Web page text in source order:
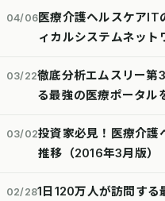
04/06医療介護ヘルスケア
ィカルシステムネット
03/22徹底分析エムスリー
る最強の医療ポータル
03/02投資家必見！医療介護
推移（2016年3月版）
02/281日120万人が訪問す